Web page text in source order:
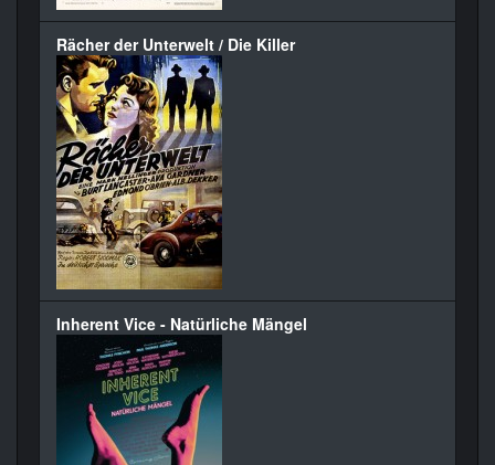
Rächer der Unterwelt / Die Killer
Inherent Vice - Natürliche Mängel